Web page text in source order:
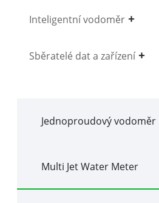
Inteligentní vodoměr
Sběratelé dat a zařízení
Jednoproudový vodoměr
Multi Jet Water Meter